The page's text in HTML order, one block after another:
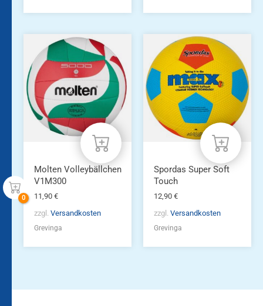
Molten Volleybällchen
V1M300
11,90 €
zzgl. Versandkosten
Grevinga
Spordas Super Soft
Touch
12,90 €
zzgl. Versandkosten
Grevinga